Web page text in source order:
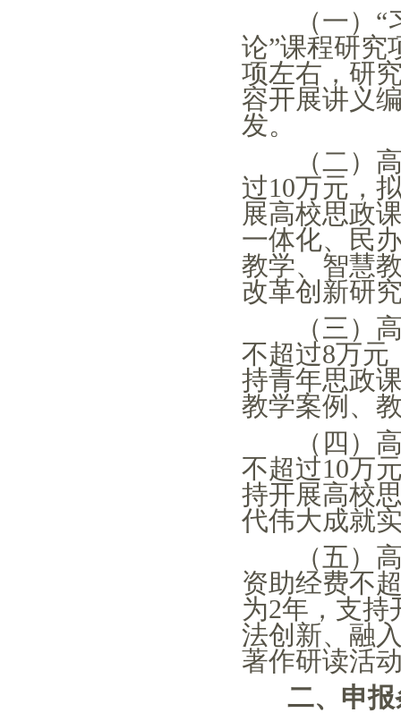
（一） “
论”课程研究
项左右，研
容开展讲义
发。
（二）高
过10万元，
展高校思政
一体化、民
教学、智慧
改革创新研
（三）高
不超过8万元
持青年思政
教学案例、
（四）高
不超过10万
持开展高校
代伟大成就
（五）高
资助经费不
为2年，支持
法创新、融
著作研读活
二、申报